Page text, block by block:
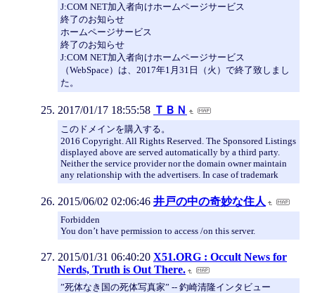
J:COM NET加入者向けホームページサービス
終了のお知らせ
ホームページサービス
終了のお知らせ
J:COM NET加入者向けホームページサービス
（WebSpace）は、2017年1月31日（火）で終了致しまし
た。
2017/01/17 18:55:58 ＴＢＮ
このドメインを購入する。
2016 Copyright. All Rights Reserved. The Sponsored Listings
displayed above are served automatically by a third party.
Neither the service provider nor the domain owner maintain
any relationship with the advertisers. In case of trademark
2015/06/02 02:06:46 井戸の中の奇妙な住人
Forbidden
You don’t have permission to access /on this server.
2015/01/31 06:40:20 X51.ORG : Occult News for
Nerds, Truth is Out There.
”死体なき国の死体写真家” -- 釣崎清隆インタビュー